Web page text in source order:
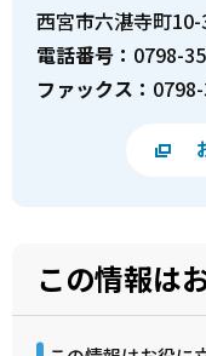
西宮市六湛寺町
電話番号： 0798-
ファックス：
この情報は